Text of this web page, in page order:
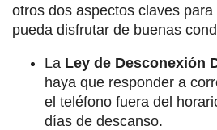
otros dos aspectos claves
pueda disfrutar de buenas
La Ley de Desconexión
haya que responder a
el teléfono fuera del
días de descanso.